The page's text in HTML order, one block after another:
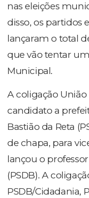
nas eleições
disso, os partidos
lançaram o total
que vão tentar
Municipal.
A coligação
candidato a
Bastião da Reta
de chapa, para
lançou o
(PSDB). A
PSDB/Cidadania,